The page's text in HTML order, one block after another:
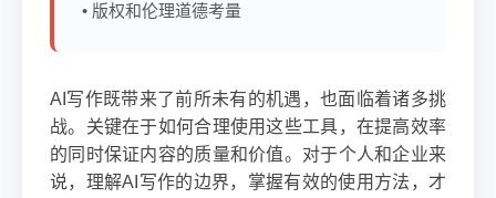
• 版权和伦理道德考量
AI写作既带来了前所未有的机遇，也面临着诸多挑
战。关键在于如何合理使用这些工具，在提高效率
的同时保证内容的质量和价值。对于个人和企业来
说，理解AI写作的边界，掌握有效的使用方法，才